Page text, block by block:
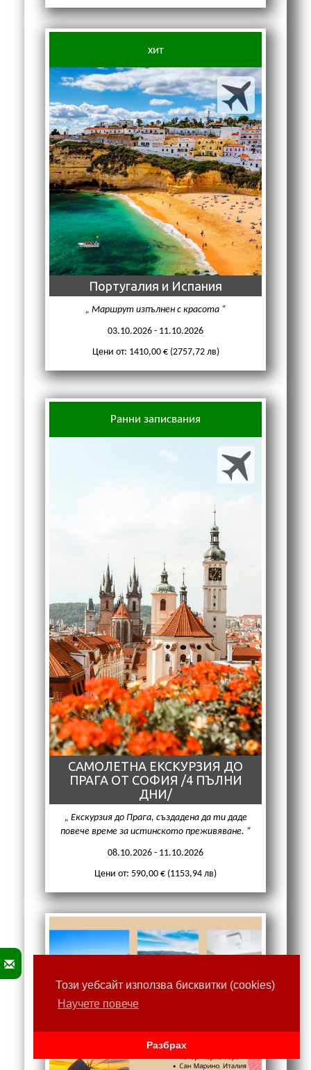
Този уебсайт използва бисквитки (cookies)
Научете повече
Разбрах
хит
Португалия и Испания
Маршрут изпълнен с красота
03.10.2026 - 11.10.2026
Цени от: 1410,00 € (2757,72 лв)
Ранни записвания
САМОЛЕТНА ЕКСКУРЗИЯ ДО
ПРАГА ОТ СОФИЯ /4 ПЪЛНИ
ДНИ/
Екскурзия до Прага, създадена да ти даде
повече време за истинското преживяване.
08.10.2026 - 11.10.2026
Цени от: 590,00 € (1153,94 лв)